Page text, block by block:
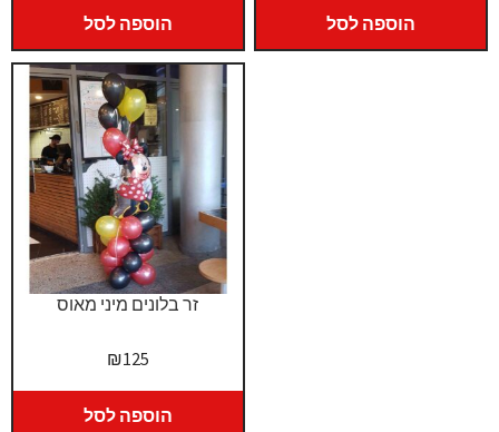
הוספה לסל הוספה לסל
זר בלונים מיני מאוס
₪125
הוספה לסל